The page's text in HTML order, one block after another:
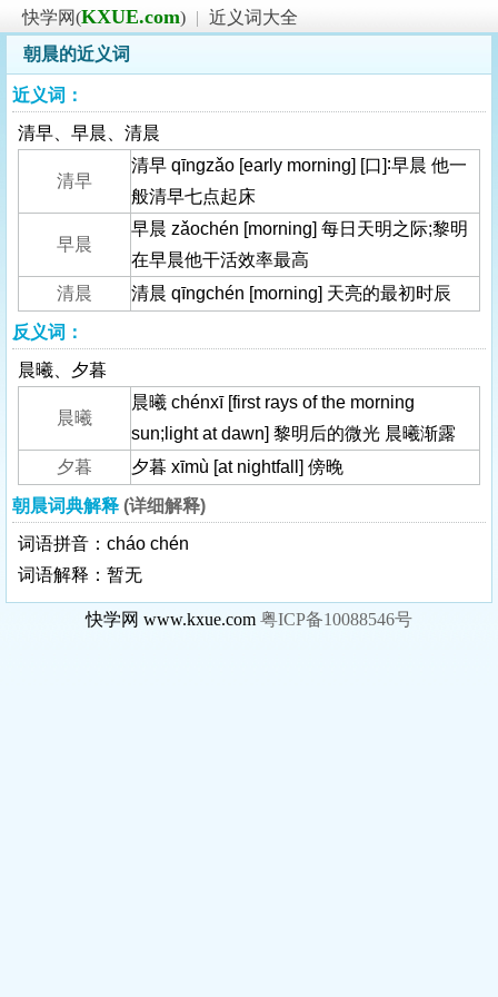
快学网(KXUE.com) | 近义词大全
朝晨的近义词
近义词：
清早、早晨、清晨
清早
清早 qīngzǎo [early morning] [口]∶早晨 他一
般清早七点起床
早晨
早晨 zǎochén [morning] 每日天明之际;黎明
在早晨他干活效率最高
清晨
清晨 qīngchén [morning] 天亮的最初时辰
反义词：
晨曦、夕暮
晨曦
晨曦 chénxī [first rays of the morning
sun;light at dawn] 黎明后的微光 晨曦渐露
夕暮
夕暮 xīmù [at nightfall] 傍晚
朝晨词典解释 (详细解释)
词语拼音：cháo chén
词语解释：暂无
快学网 www.kxue.com 粤ICP备10088546号